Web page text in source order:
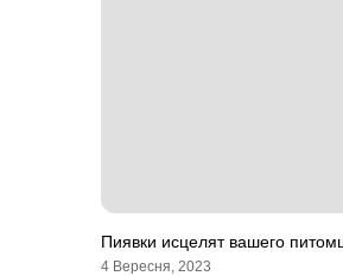
Пиявки исцелят вашего
4 Вересня, 2023